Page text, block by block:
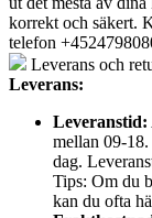
korrekt och säkert.
telefon
Leverans och
Leverans:
Leveranstid:
mellan 09-
dag.
Tips: Om du
kan du ofta